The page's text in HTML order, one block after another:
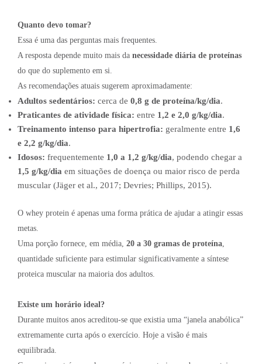
Quanto devo tomar?
Essa é uma das perguntas mais frequentes.
A resposta depende muito mais da necessidade diária de proteínas
do que do suplemento em si.
As recomendações atuais sugerem aproximadamente:
Adultos sedentários: cerca de 0,8 g de proteína/kg/dia.
Praticantes de atividade física: entre 1,2 e 2,0 g/kg/dia.
Treinamento intenso para hipertrofia: geralmente entre 1,6
e 2,2 g/kg/dia.
Idosos: frequentemente 1,0 a 1,2 g/kg/dia, podendo chegar a
1,5 g/kg/dia em situações de doença ou maior risco de perda
muscular (Jäger et al., 2017; Devries; Phillips, 2015).
O whey protein é apenas uma forma prática de ajudar a atingir essas
metas.
Uma porção fornece, em média, 20 a 30 gramas de proteína
quantidade suficiente para estimular significativamente a síntese
proteica muscular na maioria dos adultos.
Existe um horário ideal?
Durante muitos anos acreditou-se que existia uma “janela anabólica”
extremamente curta após o exercício. Hoje a visão é mais
equilibrada.